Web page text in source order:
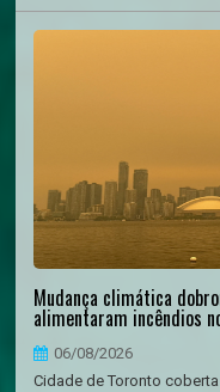
Mudança climática
alimentaram incêndios
06/08/2026
Cidade de Toronto